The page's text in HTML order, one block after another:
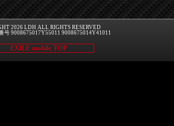
2026 LDH ALL RIGHTS RESERVED
号 9008675017Y55011 9008675014Y41011
EXILE mobile TOP